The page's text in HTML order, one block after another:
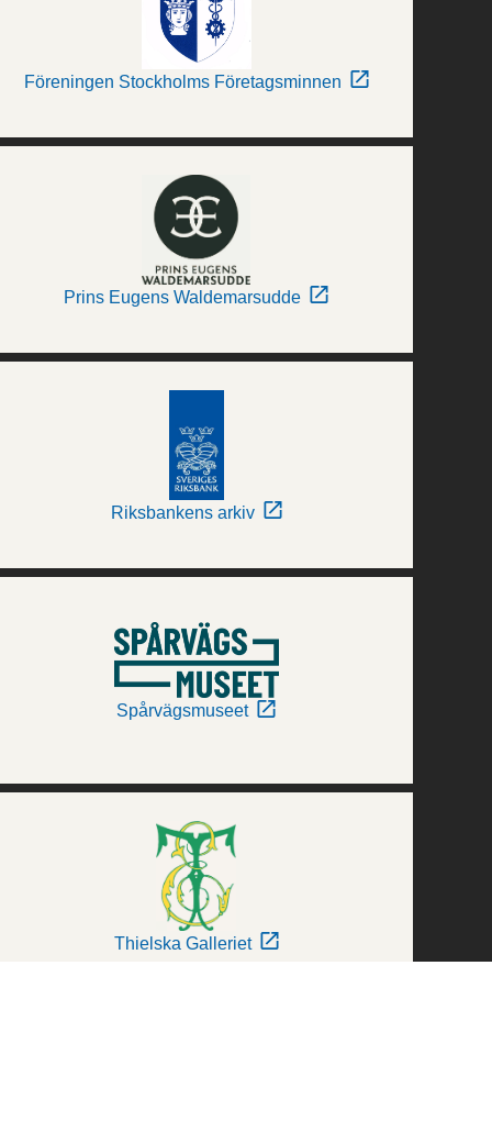
Föreningen Stockholms Företagsminnen
Prins Eugens Waldemarsudde
Riksbankens arkiv
Spårvägsmuseet
Thielska Galleriet